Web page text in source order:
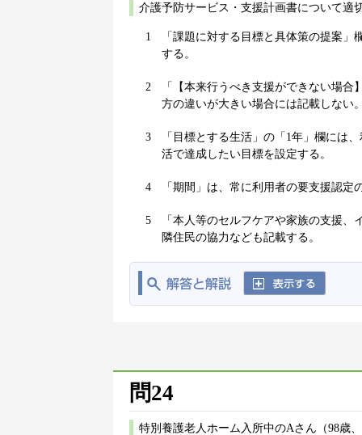
介護予防サービス・支援計画書について適
1
「課題に対する目標と具体策の提案
する。
2
「【本来行うべき支援ができない場
方の違いが大きい場合には記載しない
3
「目標とする生活」の「1年」欄には
活で達成したい目標を設定する。
4 「期間」は、常に利用者の要支援認
5
「本人等のセルフケアや家族の支援
隣住民の協力なども記載する。
問24
特別養護老人ホーム入所中のAさん（98歳